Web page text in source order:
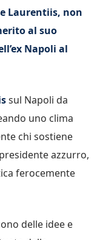
Laurentiis, non
al suo
Napoli al
sul Napoli da
uno clima
chi sostiene
azzurro,
ferocemente
delle idee e